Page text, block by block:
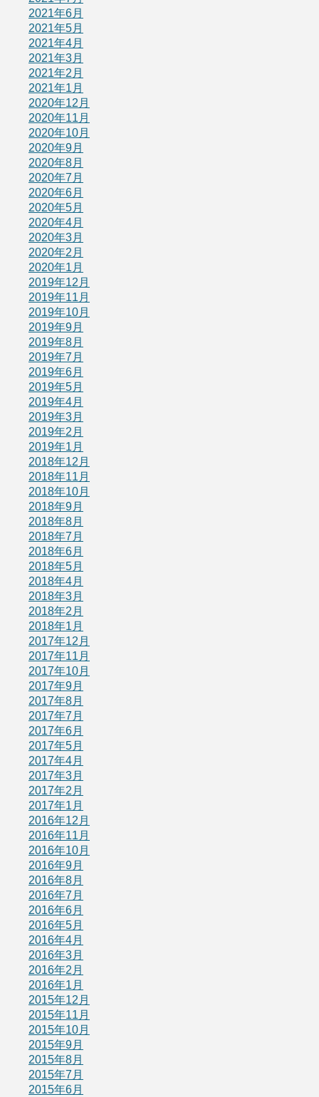
2021年6月
2021年5月
2021年4月
2021年3月
2021年2月
2021年1月
2020年12月
2020年11月
2020年10月
2020年9月
2020年8月
2020年7月
2020年6月
2020年5月
2020年4月
2020年3月
2020年2月
2020年1月
2019年12月
2019年11月
2019年10月
2019年9月
2019年8月
2019年7月
2019年6月
2019年5月
2019年4月
2019年3月
2019年2月
2019年1月
2018年12月
2018年11月
2018年10月
2018年9月
2018年8月
2018年7月
2018年6月
2018年5月
2018年4月
2018年3月
2018年2月
2018年1月
2017年12月
2017年11月
2017年10月
2017年9月
2017年8月
2017年7月
2017年6月
2017年5月
2017年4月
2017年3月
2017年2月
2017年1月
2016年12月
2016年11月
2016年10月
2016年9月
2016年8月
2016年7月
2016年6月
2016年5月
2016年4月
2016年3月
2016年2月
2016年1月
2015年12月
2015年11月
2015年10月
2015年9月
2015年8月
2015年7月
2015年6月